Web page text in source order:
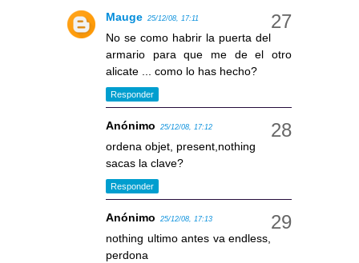
Mauge 25/12/08, 17:11
No se como habrir la puerta del
armario para que me de el otro
alicate ... como lo has hecho?
Responder
Anónimo 25/12/08, 17:12
ordena objet, present,nothing
sacas la clave?
Responder
Anónimo 25/12/08, 17:13
nothing ultimo antes va endless,
perdona